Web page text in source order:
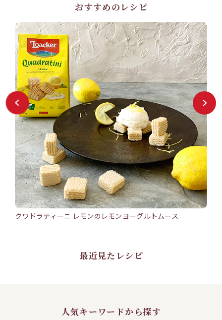
おすすめのレシピ
15min
クワドラティーニ レモンのレモンヨーグルトムース
最近見たレシピ
人気キーワードから探す